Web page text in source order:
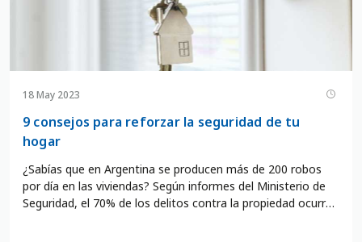
18 May 2023
9 consejos para reforzar la seguridad de tu
hogar
¿Sabías que en Argentina se producen más de 200 robos
por día en las viviendas? Según informes del Ministerio de
Seguridad, el 70% de los delitos contra la propiedad ocurren